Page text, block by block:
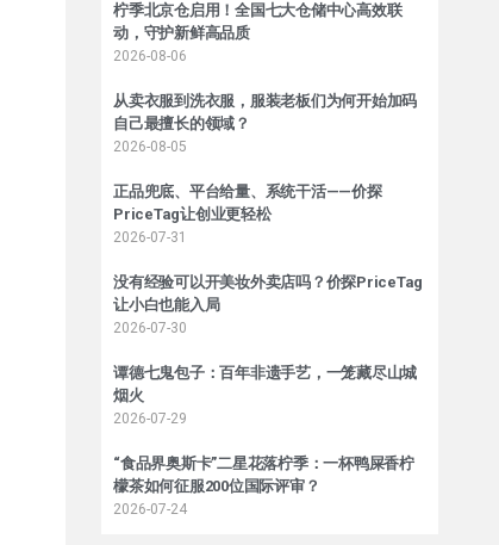
柠季北京仓启用！全国七大仓储中心高效联
动，守护新鲜高品质
2026-08-06
从卖衣服到洗衣服，服装老板们为何开始加码
自己最擅长的领域？
2026-08-05
正品兜底、平台给量、系统干活——价探
PriceTag让创业更轻松
2026-07-31
没有经验可以开美妆外卖店吗？价探PriceTag
让小白也能入局
2026-07-30
谭德七鬼包子：百年非遗手艺，一笼藏尽山城
烟火
2026-07-29
“食品界奥斯卡”二星花落柠季：一杯鸭屎香柠
檬茶如何征服200位国际评审？
2026-07-24